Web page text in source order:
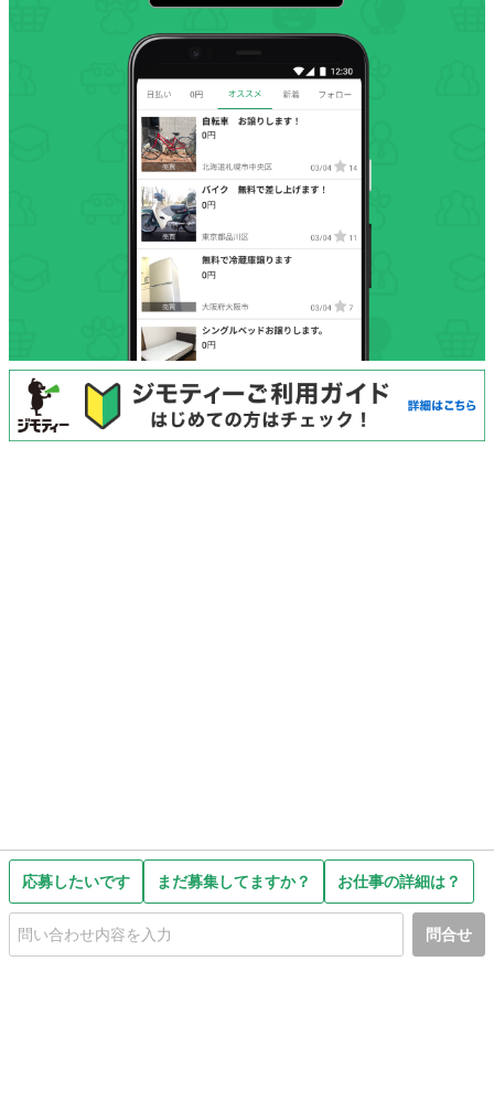
応募したいです まだ募集してますか？ お仕事の詳細は？
問合せ